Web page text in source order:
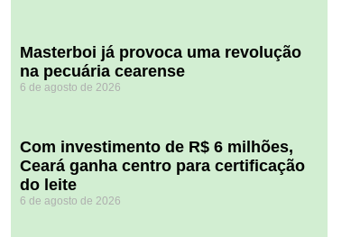
Masterboi já provoca uma revolução
na pecuária cearense
6 de agosto de 2026
Com investimento de R$ 6 milhões,
Ceará ganha centro para certificação
do leite
6 de agosto de 2026